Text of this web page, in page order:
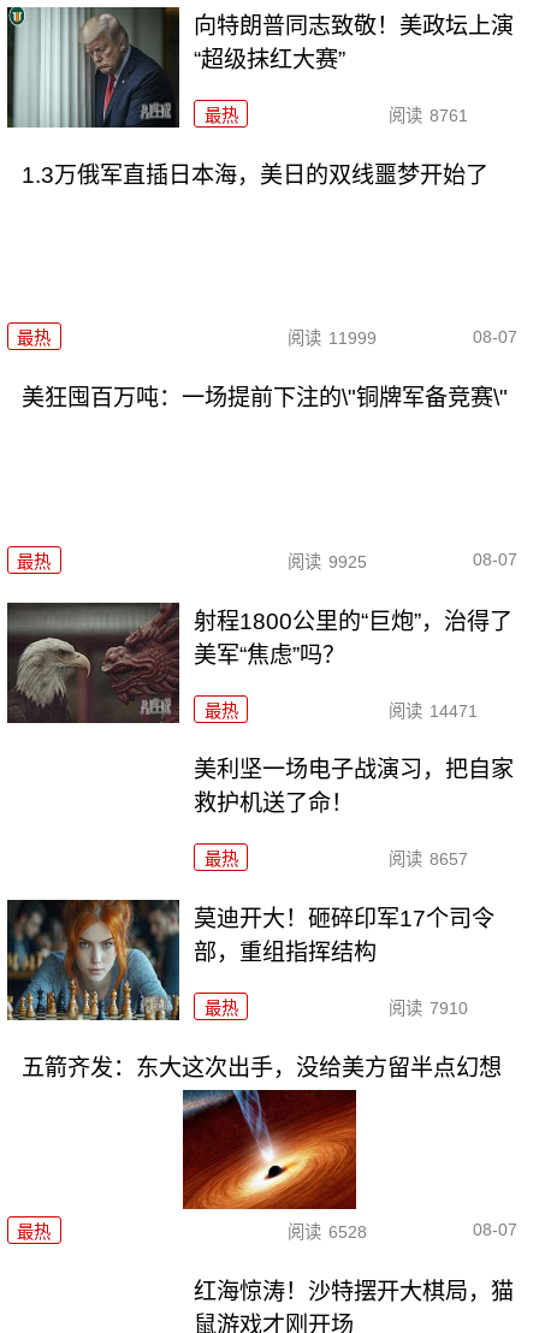
向特朗普同志致敬！美政坛上演
“超级抹红大赛”
最热 阅读 8761
1.3万俄军直插日本海，美日的双线噩梦开始了
最热 阅读 11999 08-07
美狂囤百万吨：一场提前下注的\"铜牌军备竞赛\"
最热 阅读 9925 08-07
射程1800公里的“巨炮”，治得了
美军“焦虑”吗？
最热 阅读 14471
美利坚一场电子战演习，把自家
救护机送了命！
最热 阅读 8657
莫迪开大！砸碎印军17个司令
部，重组指挥结构
最热 阅读 7910
五箭齐发：东大这次出手，没给美方留半点幻想
最热 阅读 6528 08-07
红海惊涛！沙特摆开大棋局，猫
鼠游戏才刚开场